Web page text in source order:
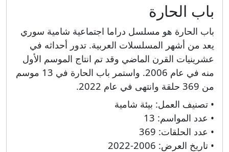
باب الحارة
باب الحارة هو مسلسل دراما اجتماعية شامية سوري
يعد من أشهر المسلسلات العربية. تدور أحداثه في
عشرينيات القرن الماضي وقد تم انتاج الموسم الأول
منه في عام 2006. واستمر باب الحارة في 13 موسم
من 369 حلقة وانتهى في عام 2022.
• تصنيف العمل: بيئة شامية
• عدد المواسم: 13
• عدد الحلقات: 369
• تاريخ العرض: 2006-2022